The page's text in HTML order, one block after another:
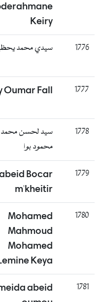
Abderahmane
سيدي محمد يحظيه افا
Ely Oumar Fall
سيد لحسن محمد
Labeid Bocar
m'kheitir
Mohamed
Mahmoud
Mohamed
Lemine Keya
m'meida abeid